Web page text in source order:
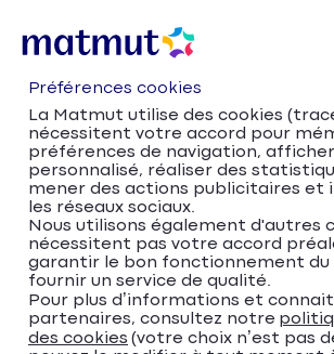
Accueil
Trouver votre agence
Pays de la Loire
Trouver votre
Préférences cookies
La Matmut utilise des cookies
nécessitent votre accord pour
préférences de navigation,
personnalisé, réaliser des
mener des actions publicitaires et
les réseaux sociaux.
Nous utilisons également d'autres
nécessitent pas votre accord
garantir le bon fonctionnement du
fournir un service de qualité.
Pour plus d’informations et
partenaires, consultez notre
des cookies (votre choix n’est pas